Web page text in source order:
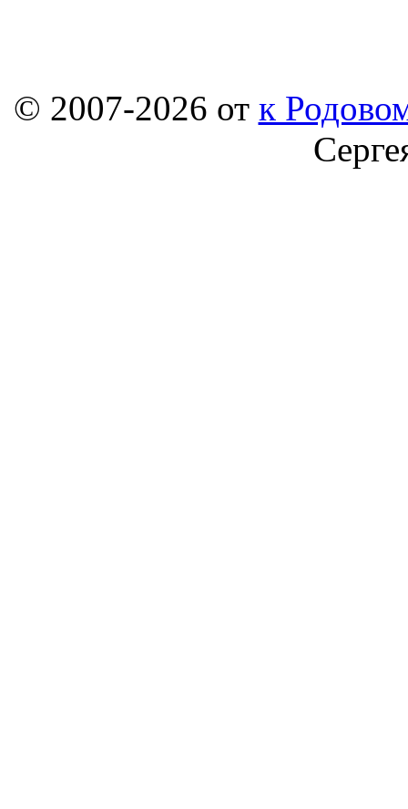
© 2007-2026 от к